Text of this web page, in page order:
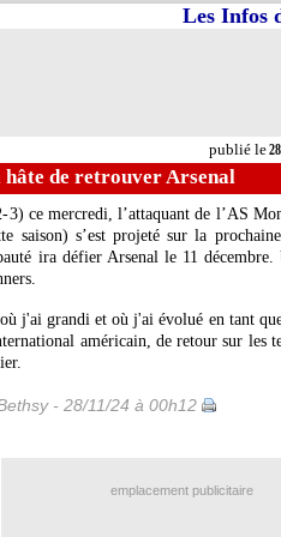
publié le
Les Infos
de retrouver Arsenal
ce mercredi, l’attaquant de l’AS
saison) s’est projeté sur la
ira défier Arsenal le 11 décembre.
j'ai grandi et où j'ai évolué en tant
américain, de retour sur les
- 28/11/24 à 00h12
emplacement publicitaire